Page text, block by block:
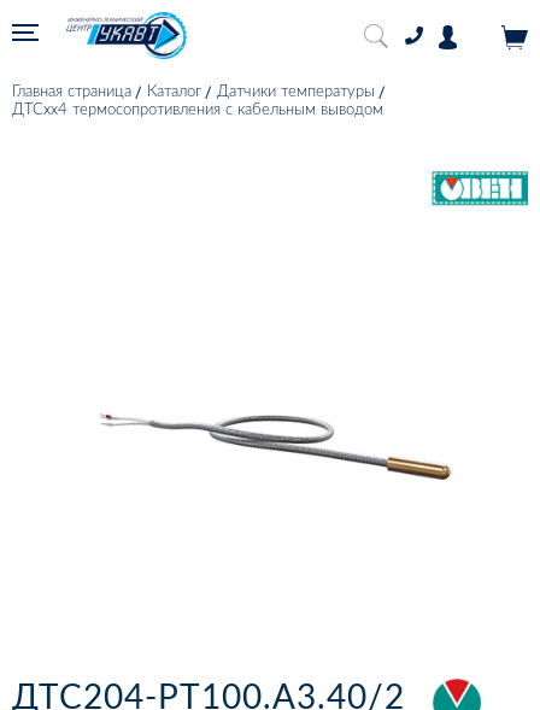
Главная страница Каталог
Датчики температуры
ДТСхх4 термосопротивления с кабельным выводом
ДТС204-РТ100.А3.40/2